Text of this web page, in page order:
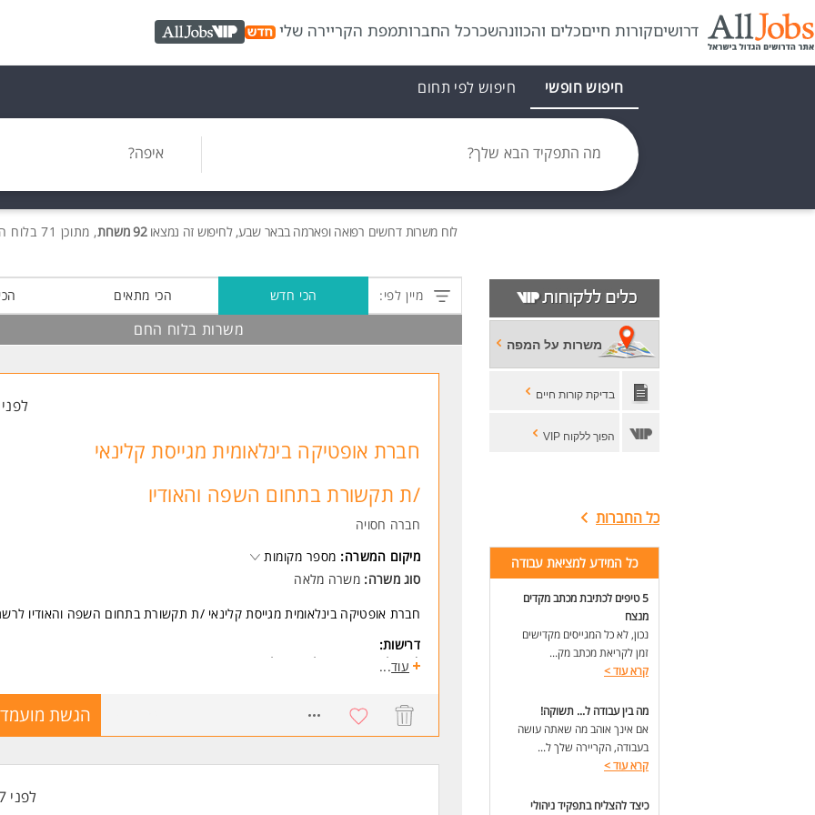
דרושיםקורות חייםכלים והכוונהשכרכל החברותמפת הקריירה שלי AllJobs VIP
חיפוש חופשי חיפוש לפי תחום
מה התפקיד הבא שלך? איפה?
לוח משרותדרושים רפואה ופארמה בבאר שבע, לחיפוש זה נמצאו92 משרות , מתוכן 71 בלוח החם חינם!
משרות על המפה
בדיקת קורות חיים
הפוך ללקוח VIP
כל החברות
כל המידע למציאת עבודה
5 טיפים לכתיבת מכתב מקדים
מנצח
נכון, לא כל המגייסים מקדישים
זמן לקריאת מכתב מק...
קרא עוד>
מה בין עבודה ל... תשוקה!
אם אינך אוהב מה שאתה עושה
בעבודה, הקריירה שלך ל...
קרא עוד>
כיצד להצליח בתפקיד ניהולי
מיין לפי: הכי חדש הכי מתאים
משרות בלוח החם
לפני 7
חברת אופטיקה בינלאומית מגייסת קלינאי
/ת תקשורת בתחום השפה והאודיו
חברה חסויה
מיקום המשרה: מספר מקומות
סוג משרה: משרה מלאה
חברת אופטיקה בינלאומית מגייסת קלינאי /ת תקשורת בתחום השפה והאודיו
דרישות:
* בעל /ת תעודה רלוונטית למקצוע.
* המשרה מיועדת לנשים ולגברים כאחד.
עוד...
הגשת
לפני 17 דקות